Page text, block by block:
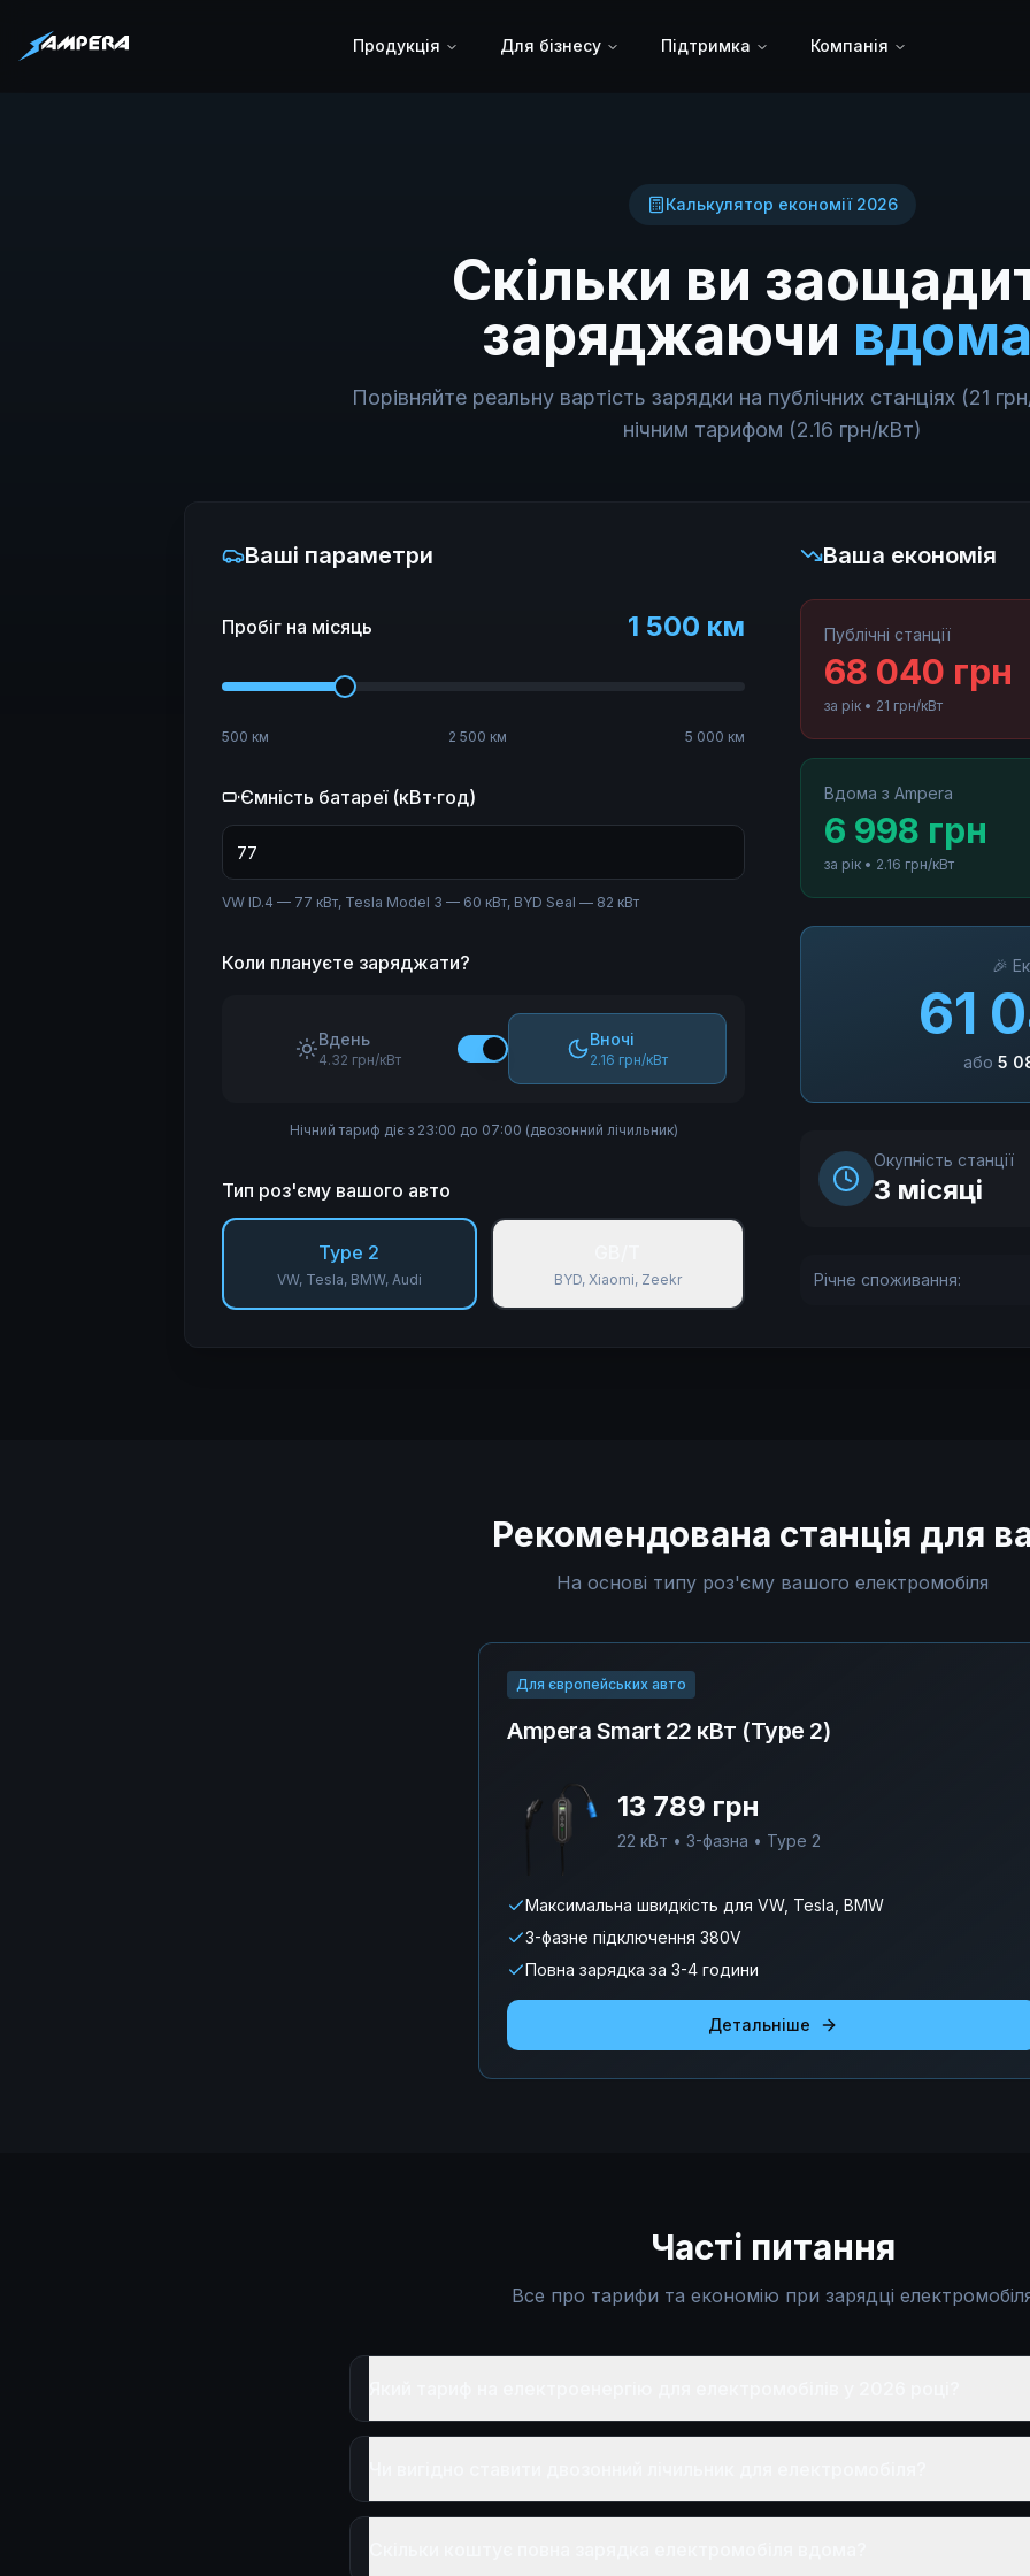
Продукція Для бізнесу Підтримка Компанія
Калькулятор економії 2026
Скільки ви
заряджаючи
Порівняйте реальну вартість зарядки на публічних станціях (21
нічним тарифом (2.16 грн/кВт)
Ваші параметри
Пробіг на місяць 1 500 км
500 км 2 500 км 5 000 км
Ємність батареї (кВт·год)
VW ID.4 — 77 кВт, Tesla Model 3 — 60 кВт, BYD Seal — 82 кВт
Коли плануєте заряджати?
Вдень
4.32 грн/кВт
Вночі
2.16 грн/кВт
Нічний тариф діє з 23:00 до 07:00 (двозонний лічильник)
Тип роз'єму вашого авто
Type 2
VW, Tesla, BMW, Audi BYD, Xiaomi, Zeekr
Ваша економія
Публічні станції
68 040 грн
за рік • 21 грн/кВт
Вдома з Ampera
6 998 грн
за рік • 2.16 грн/кВт
🎉
61
або 5
Окупність станції
3 місяці
Річне споживання:
Рекомендована станція для
На основі типу роз'єму вашого електромобіля
Для європейських авто
Ampera Smart 22 кВт (Type 2)
13 789 грн
22 кВт • 3-фазна • Type 2
Максимальна швидкість для VW, Tesla, BMW
3-фазне підключення 380V
Повна зарядка за 3-4 години
Детальніше
Часті питання
Все про тарифи та економію при зарядці